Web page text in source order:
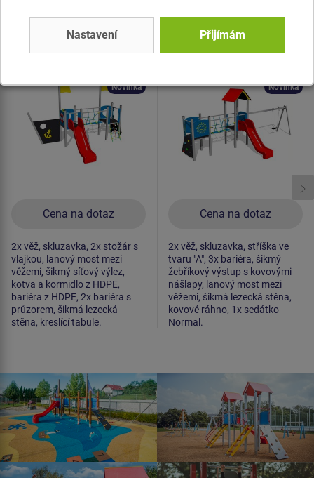
Cena na dotaz
Novinka
2x věž, skluzavka, 2x stožár s
vlajkou, lanový most mezi
věžemi, šikmý síťový výlez,
kotva a kormidlo z HDPE,
bariéra z HDPE, 2x bariéra s
průzorem, šikmá lezecká
stěna, kreslící tabule.
Produkt - UNK-2032K-10
Cena na dotaz
Novinka
2x věž, skluzavka, stříška ve
tvaru "A", 3x bariéra, šikmý
žebříkový výstup s kovovými
nášlapy, lanový most mezi
věžemi, šikmá lezecká stěna,
kovové ráhno, 1x sedátko
Normal.
Nastavení Přijímám